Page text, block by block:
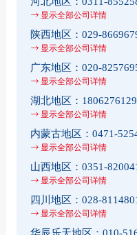
显示全部公司详情
陕西地区： 029-
显示全部公司详情
广东地区： 020-
显示全部公司详情
湖北地区：
显示全部公司详情
内蒙古地区： 0471-
显示全部公司详情
山西地区： 0351-
显示全部公司详情
四川地区： 028-
显示全部公司详情
华辰乐天地区： 010-